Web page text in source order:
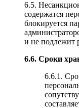
6.5.
содержатся
блокируется
и не подлежит
6.6. Сроки
6.6.1.